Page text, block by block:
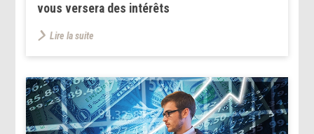
vous versera des intérêts
Lire la suite